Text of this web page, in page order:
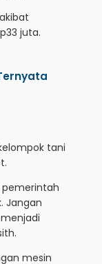
juta.
tani
pemerintah
Jangan
mesin